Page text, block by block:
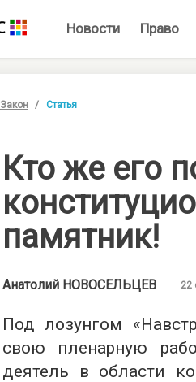
Новости Право
Закон Статья
Кто же его
памятник!
Анатолий НОВОСЕЛЬЦЕВ 22
Под лозунгом
свою пленарную
деятель в области